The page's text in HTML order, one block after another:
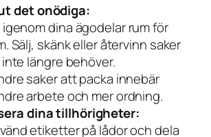
det onödiga:
igenom dina ägodelar rum för
Sälj, skänk eller återvinn saker
längre behöver.
saker att packa innebär
arbete och mer ordning.
dina tillhörigheter:
etiketter på lådor och dela